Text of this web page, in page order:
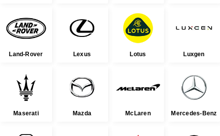
Land-Rover Lexus Lotus Luxgen
Maserati Mazda McLaren Mercedes-Benz